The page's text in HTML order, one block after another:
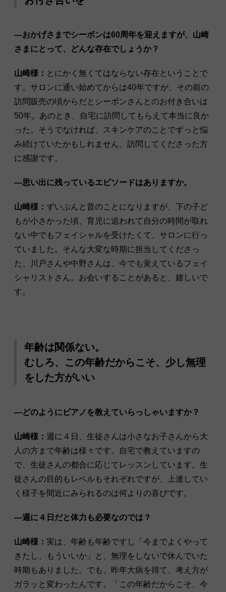
―おかげさまでシーボンは60周年を迎えますが、山崎
さまにとって、どんな存在でしょうか？
山崎様： とにかく無くてはならない存在ということで
す。サロンに通い始めてからは40年ですが、その前の
訪問販売の頃からだとシーボンさんとのお付き合いは
50年。あのとき、自宅に訪問してもらえて本当に良か
った。そうでなければ、スキンケアのことでずっと悩
み続けていたかもしれません。訪問してくださった方
に感謝です。
―思い出に残っているエピソードはありますか。
山崎様： ずいぶんと昔のことになりますが、下の子ど
もが小さかった頃、育児に追われて自分の時間が取れ
ない中でもフェイシャルを受けたくて、サロンに行っ
ていました。そんな大変な時期に担当してくださっ
た、川戸さんや中野さんは、今でも覚えているフェイ
シャリストさん。お会いすることがあると、嬉しいで
す。
年齢は関係ない。
むしろ、この年齢だからこそ、少し無理
をした方がいい
―どのようにピアノを教えていらっしゃいますか？
山崎様： 週に４日、生徒さんは小さなお子さんから大
人の方まで年齢は様々です。自宅で教えていますの
で、生徒さんの都合に応じてレッスンしています。生
徒さんの目的もレベルもそれぞれですが、上達してい
く様子を間近にみられるのは何よりの喜びです。
―週に４日だと体力も必要なのでは？
山崎様： 実は、年齢も年齢ですし「今までよくやって
きたし、もういいか」と、無理をしないで休んでいた
時期もありました。でも、昨年大病を得て、考え方が
ガラッと変わったんです。「この年齢だからこそ、今